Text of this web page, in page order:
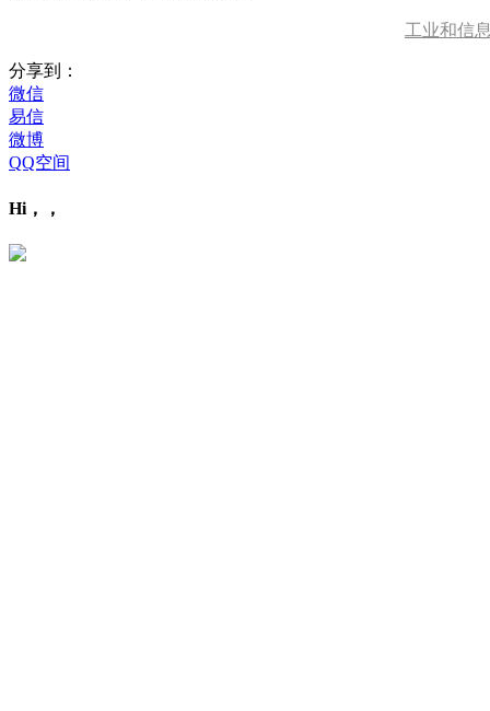
工业和信
分享到：
微信
易信
微博
QQ空间
Hi，，